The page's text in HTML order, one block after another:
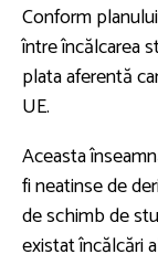
Conform
între încălcarea
plata aferentă
UE.
Aceasta
fi neatinse de
de schimb de
existat încălcări